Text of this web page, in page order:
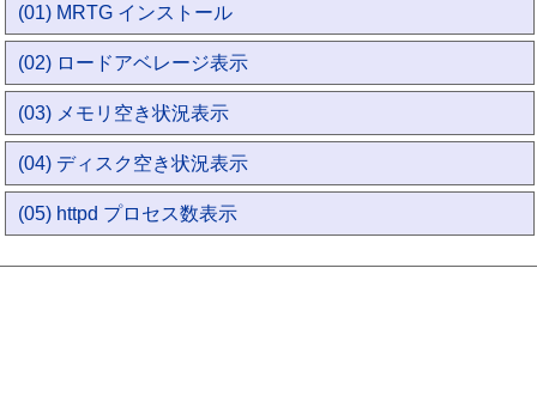
(01) MRTG インストール
(02) ロードアベレージ表示
(03) メモリ空き状況表示
(04) ディスク空き状況表示
(05) httpd プロセス数表示